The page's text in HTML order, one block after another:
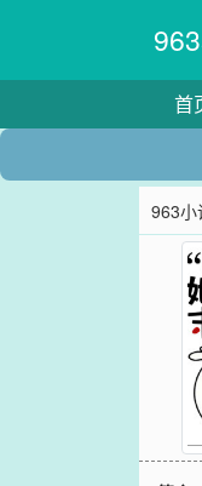
首
963小